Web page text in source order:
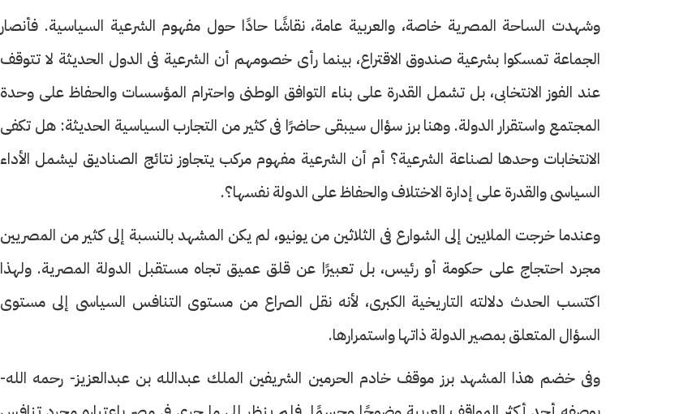
وشهدت الساحة المصرية خاصة، والعربية عامة، نقاشًا حادًا حول مفهوم الشرعية السياسية. فأنصار
الجماعة تمسكوا بشرعية صندوق الاقتراع، بينما رأى خصومهم أن الشرعية فى الدول الحديثة لا تتوقف
عند الفوز الانتخابى، بل تشمل القدرة على بناء التوافق الوطنى واحترام المؤسسات والحفاظ على وحدة
المجتمع واستقرار الدولة. وهنا برز سؤال سيبقى حاضرًا فى كثير من التجارب السياسية الحديثة: هل تكفى
الانتخابات وحدها لصناعة الشرعية؟ أم أن الشرعية مفهوم مركب يتجاوز نتائج الصناديق ليشمل الأداء
السياسى والقدرة على إدارة الاختلاف والحفاظ على الدولة نفسها؟.
وعندما خرجت الملايين إلى الشوارع فى الثلاثين من يونيو، لم يكن المشهد بالنسبة إلى كثير من المصريين
مجرد احتجاج على حكومة أو رئيس، بل تعبيرًا عن قلق عميق تجاه مستقبل الدولة المصرية. ولهذا
اكتسب الحدث دلالته التاريخية الكبرى، لأنه نقل الصراع من مستوى التنافس السياسى إلى مستوى
السؤال المتعلق بمصير الدولة ذاتها واستمرارها.
وفى خضم هذا المشهد برز موقف خادم الحرمين الشريفين الملك عبدالله بن عبدالعزيز- رحمه الله-